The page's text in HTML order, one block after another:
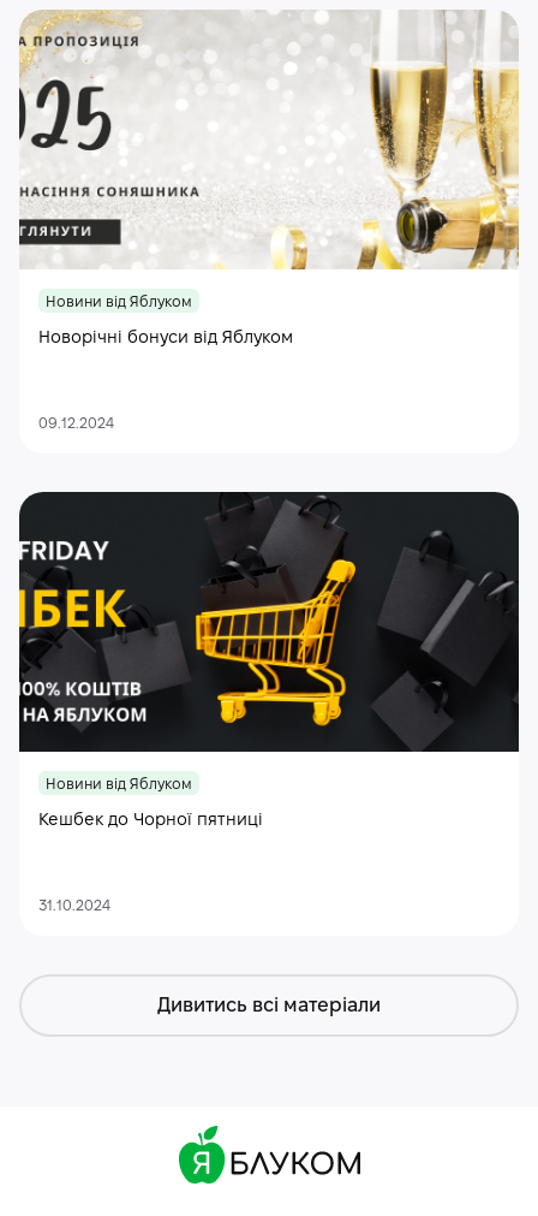
Новини від Яблуком
Новорічні бонуси від Яблуком
09.12.2024
Новини від Яблуком
Кешбек до Чорної пятниці
31.10.2024
Дивитись всі матеріали